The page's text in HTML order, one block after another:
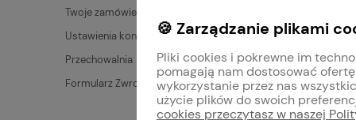
Twoje zamówienia
Ustawienia konta
Przechowalnia
Formularz Zwrotów
Zwroty i
Płatności
Mieszanie
🍪 Zarządzanie plikami
Pliki cookies i pokrewne im
pomagają nam dostosować
wykorzystanie przez nas
użycie plików do swoich
cookies przeczytasz w naszej